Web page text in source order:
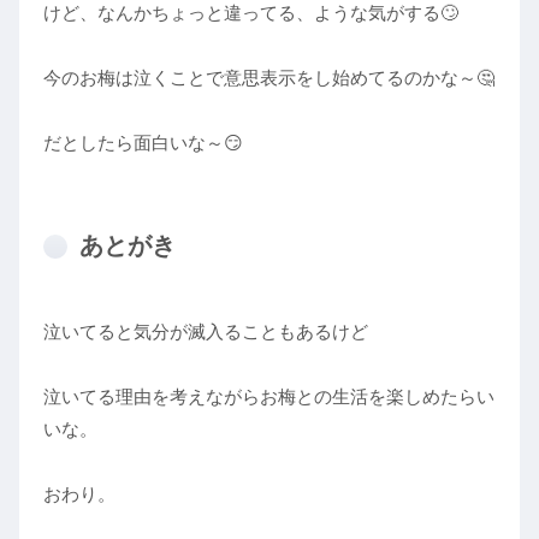
けど、なんかちょっと違ってる、ような気がする🙄
今のお梅は泣くことで意思表示をし始めてるのかな～🤔
だとしたら面白いな～😏
あとがき
泣いてると気分が滅入ることもあるけど
泣いてる理由を考えながらお梅との生活を楽しめたらい
いな。
おわり。